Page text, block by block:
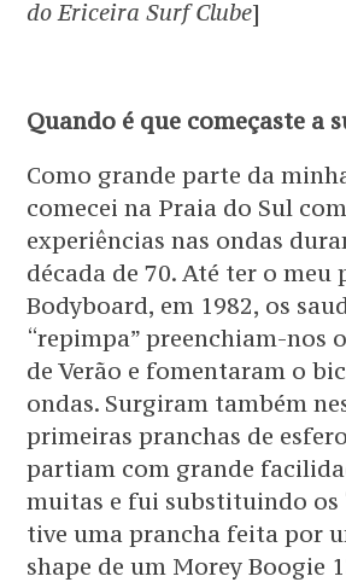
do Ericeira Surf Clube]
Quando é que começaste a
Como grande parte da
comecei na Praia do Sul
experiências nas ondas
década de 70. Até ter o meu
Bodyboard, em 1982, os
“repimpa” preenchiam-nos
de Verão e fomentaram o
ondas. Surgiram também
primeiras pranchas de
partiam com grande
muitas e fui substituindo os
tive uma prancha feita por
shape de um Morey Boogie